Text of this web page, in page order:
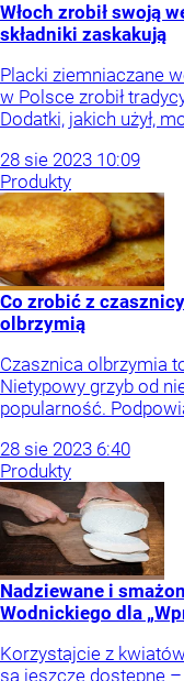
Włoch zrobił swoją
składniki zaskakują
Placki ziemniaczane
w Polsce zrobił
Dodatki, jakich użył,
28 sie 2023 10:09
Produkty
Co zrobić z
olbrzymią
Czasznica olbrzymia
Nietypowy grzyb od
popularność.
28 sie 2023 6:40
Produkty
Nadziewane i
Wodnickiego dla
Korzystajcie z
są jeszcze dostępne